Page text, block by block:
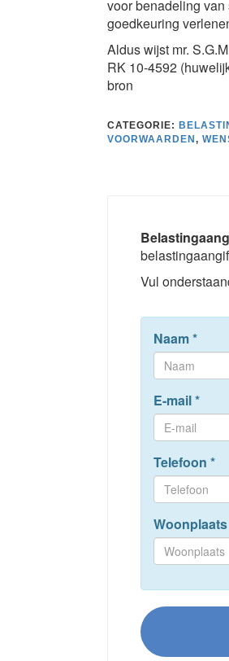
voor benadeling
goedkeuring
Aldus wijst mr.
RK 10-4592
bron
CATEGORIE:
VOORWAARDEN ,
Vul
Naam*
E-mail*
Telefoon *
Woonplaats